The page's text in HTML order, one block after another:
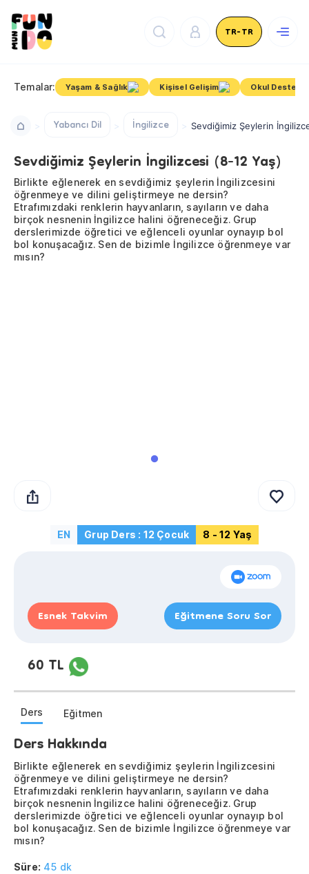
TR-TR
Temalar: Yaşam & Sağlık Kişisel Gelişim Okul Destek
Yabancı Dil İngilizce Sevdiğimiz Şeylerin
Sevdiğimiz Şeylerin İngilizcesi (8-12 Yaş)
Birlikte eğlenerek en sevdiğimiz şeylerin İngilizcesini
öğrenmeye ve dilini geliştirmeye ne dersin?
Etrafımızdaki renklerin hayvanların, sayıların ve daha
birçok nesnenin İngilizce halini öğreneceğiz. Grup
derslerimizde öğretici ve eğlenceli oyunlar oynayıp bol
bol konuşacağız. Sen de bizimle İngilizce öğrenmeye var
mısın?
EN Grup Ders : 12 Çocuk 8 - 12 Yaş
Esnek Takvim Eğitmene Soru Sor
60 TL
Ders Eğitmen
Ders Hakkında
Birlikte eğlenerek en sevdiğimiz şeylerin İngilizcesini
öğrenmeye ve dilini geliştirmeye ne dersin?
Etrafımızdaki renklerin hayvanların, sayıların ve daha
birçok nesnenin İngilizce halini öğreneceğiz. Grup
derslerimizde öğretici ve eğlenceli oyunlar oynayıp bol
bol konuşacağız. Sen de bizimle İngilizce öğrenmeye var
mısın?
Süre: 45 dk